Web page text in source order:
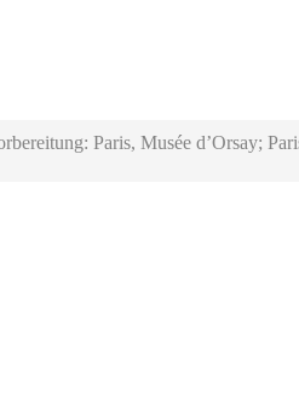
Paris, Musée d’Orsay;